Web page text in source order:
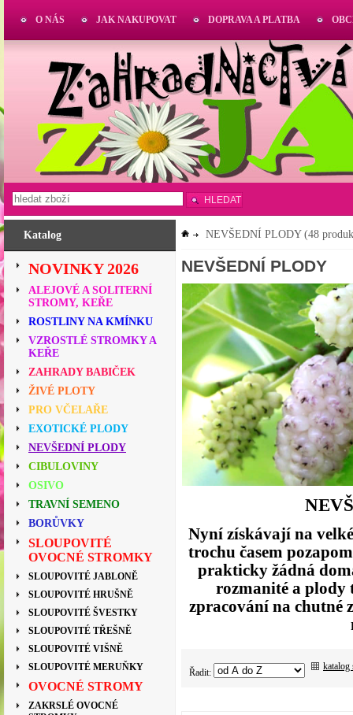
Katalog
NOVINKY 2026
ALEJOVÉ A SOLITERNÍ
STROMY, KEŘE
ROSTLINY NA KMÍNKU
VZROSTLÉ STROMKY A
KEŘE
ZAHRADY BABIČEK
ŽIVÉ PLOTY
PRO VČELAŘE
EXOTICKÉ PLODY
NEVŠEDNÍ PLODY
CIBULOVINY
OSIVO
TRAVNÍ SEMENO
BORŮVKY
SLOUPOVITÉ
OVOCNÉ STROMKY
SLOUPOVITÉ JABLONĚ
SLOUPOVITÉ HRUŠNĚ
SLOUPOVITÉ ŠVESTKY
SLOUPOVITÉ TŘEŠNĚ
SLOUPOVITÉ VIŠNĚ
SLOUPOVITÉ MERUŇKY
OVOCNÉ STROMY
ZAKRSLÉ OVOCNÉ
NEVŠEDNÍ PLODY(48
NEVŠEDNÍ PLODY
Nyní získávají na
trochu časem
prakticky žádná
rozmanité a plody
zpracování na chutné
Řadit:
katalog
O NÁS JAK NAKUPOVAT DOPRAVA A PLATBA
HLEDAT